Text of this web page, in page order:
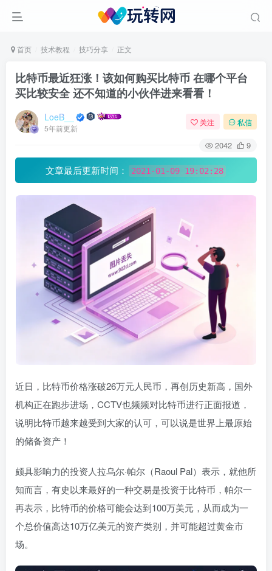
首页 技术教程 技巧分享 正文
比特币最近狂涨！该如何购买比特币 在哪个平台
买比较安全 还不知道的小伙伴进来看看！
LoeB__
5年前更新
关注 私信
2042 9
文章最后更新时间： 2021-01-09 19:02:28
近日，比特币价格涨破26万元人民币，再创历史新高，国外
机构正在跑步进场，CCTV也频频对比特币进行正面报道，
说明比特币越来越受到大家的认可，可以说是世界上最原始
的储备资产！
颇具影响力的投资人拉乌尔·帕尔（Raoul Pal）表示，就他所
知而言，有史以来最好的一种交易是投资于比特币，帕尔一
再表示，比特币的价格可能会达到100万美元，从而成为一
个总价值高达10万亿美元的资产类别，并可能超过黄金市
场。